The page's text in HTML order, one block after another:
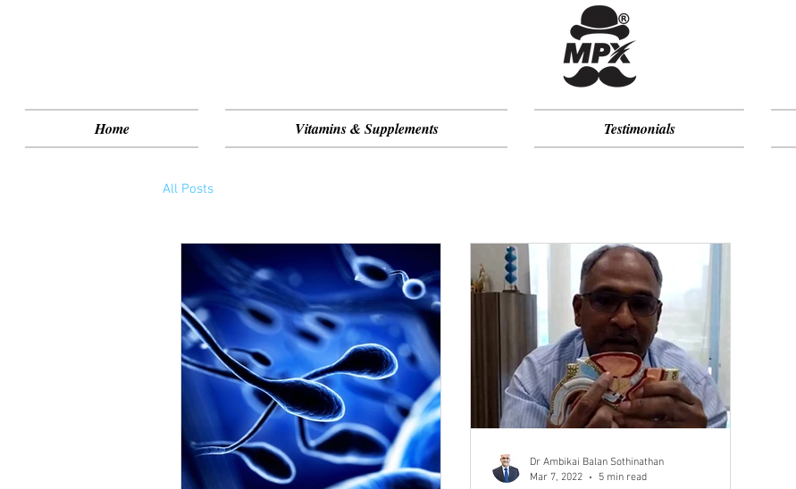
Home Vitamins & Supplements Testimonials
All Posts
Dr Ambikai Balan Sothinathan
Mar 7, 2022
5 min read